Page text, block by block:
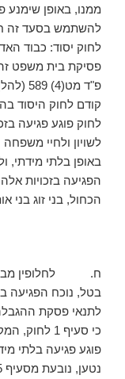
ממנו, באופן שימנע
לחוק יסוד: כבוד
פ"ד
לחוק פוגע פגיעה
לשויון ולחיי
באופן בלתי מידתי,
הפגיעה בזכויות
הכחול, בני זוג בני
בטל, נוכח הפגיעה
לתנאי פסקת
כי סעיף 1
פוגע פגיעה בלתי